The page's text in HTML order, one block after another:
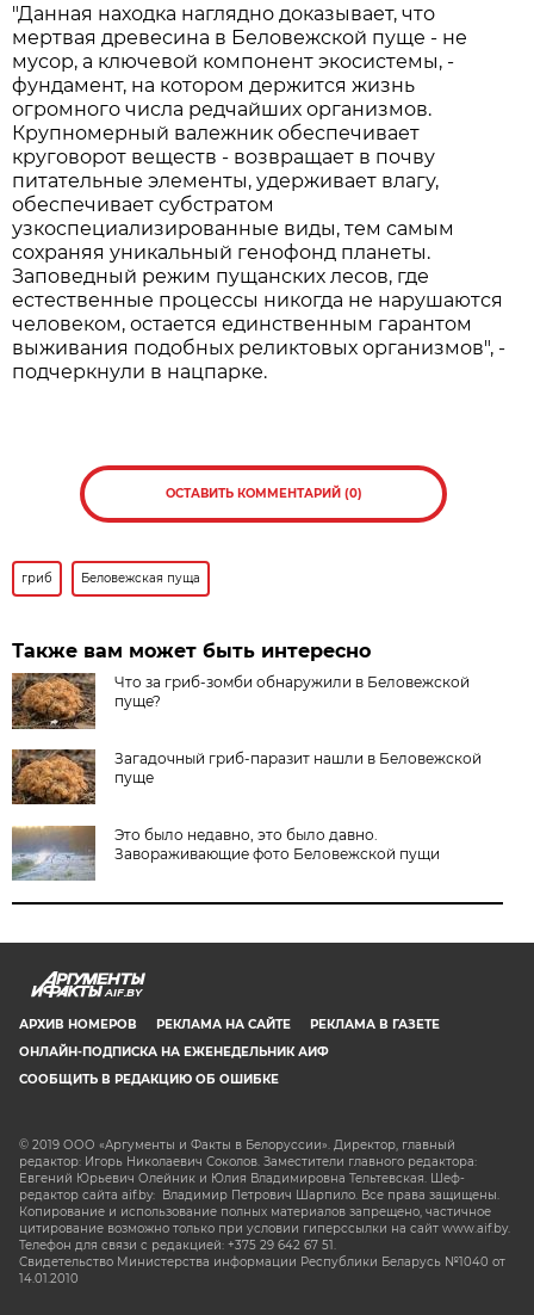
"Данная находка наглядно доказывает, что
мертвая древесина в Беловежской пуще - не
мусор, а ключевой компонент экосистемы, -
фундамент, на котором держится жизнь
огромного числа редчайших организмов.
Крупномерный валежник обеспечивает
круговорот веществ - возвращает в почву
питательные элементы, удерживает влагу,
обеспечивает субстратом
узкоспециализированные виды, тем самым
сохраняя уникальный генофонд планеты.
Заповедный режим пущанских лесов, где
естественные процессы никогда не нарушаются
человеком, остается единственным гарантом
выживания подобных реликтовых организмов", -
подчеркнули в нацпарке.
ОСТАВИТЬ КОММЕНТАРИЙ (0)
гриб Беловежская пуща
Также вам может быть интересно
Что за гриб-зомби обнаружили в Беловежской
пуще?
Загадочный гриб-паразит нашли в Беловежской
пуще
Это было недавно, это было давно.
Завораживающие фото Беловежской пущи
AIF.BY
АРХИВ НОМЕРОВ РЕКЛАМА НА САЙТЕ
РЕКЛАМА В ГАЗЕТЕ
ОНЛАЙН-ПОДПИСКА НА ЕЖЕНЕДЕЛЬНИК АИФ
СООБЩИТЬ В РЕДАКЦИЮ ОБ ОШИБКЕ
© 2019 ООО «Аргументы и Факты в Белоруссии». Директор, главный
редактор: Игорь Николаевич Соколов. Заместители главного редактора:
Евгений Юрьевич Олейник и Юлия Владимировна Тельтевская. Шеф-
редактор сайта aif.by: Владимир Петрович Шарпило. Все права защищены.
Копирование и использование полных материалов запрещено, частичное
цитирование возможно только при условии гиперссылки на сайт www.aif.by.
Телефон для связи с редакцией: +375 29 642 67 51.
Свидетельство Министерства информации Республики Беларусь №1040 от
14.01.2010